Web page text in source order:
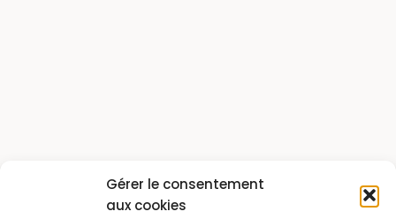
Gérer le consentement
aux cookies